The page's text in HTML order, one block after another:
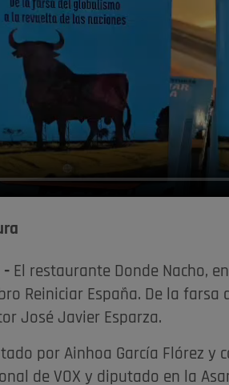
- El restaurante Donde Nacho,
Reiniciar España. De la
José Javier Esparza.
por Ainhoa García Flórez y
de VOX y diputado en la